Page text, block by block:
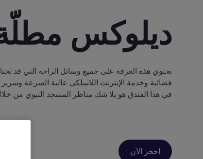
ديلوكس
تحتوي هذه الغرفة على جميع وسائل الراحة التي قد
فضائية وخدمة الإنترنت اللاسلكي عالية السرعة
في هذا الفندق هو بلا شك مناظر المسجد النبوي من
احجز الآن